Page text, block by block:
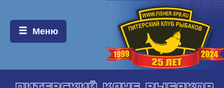
Меню:
Меню